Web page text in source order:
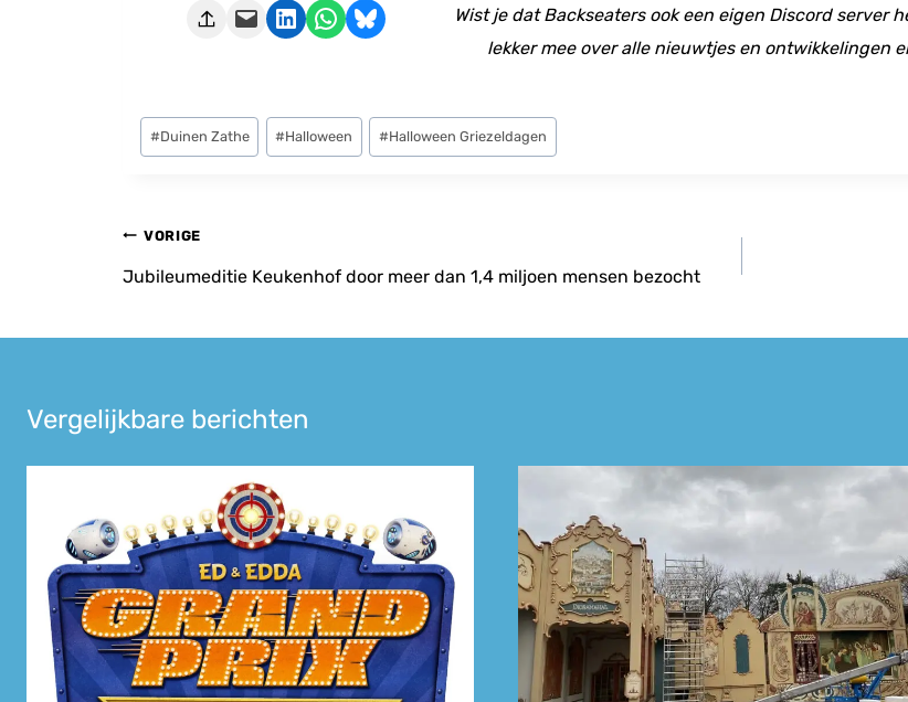
Deze pagina e-mailen Delen op LinkedIn Delen via WhatsApp Share on Bluesky
Wist je dat Backseaters ook een eigen Discord server
lekker mee over alle nieuwtjes en ontwikkelingen
Bericht
tags:
#Duinen Zathe #Halloween #Halloween Griezeldagen
Bericht
navigatie
VORIGE
Jubileumeditie Keukenhof door meer dan 1,4 miljoen mensen bezocht
Vergelijkbare berichten